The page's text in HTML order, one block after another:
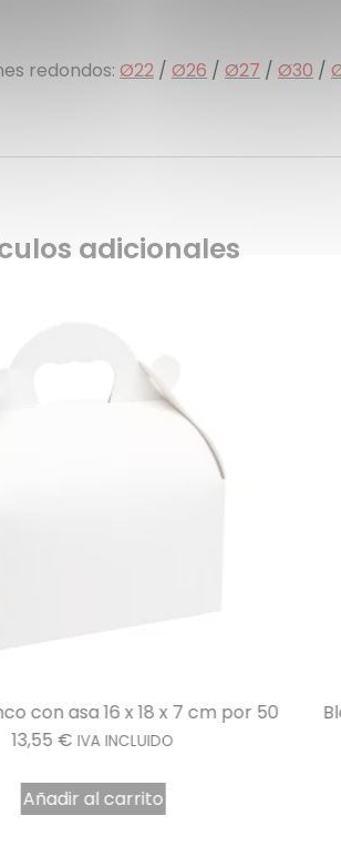
redondos: Ø22 / Ø26 / Ø27 / Ø30 /
adicionales
con asa 16 x 18 x 7 cm por 50
13,55 € IVA INCLUIDO
Añadir al carrito